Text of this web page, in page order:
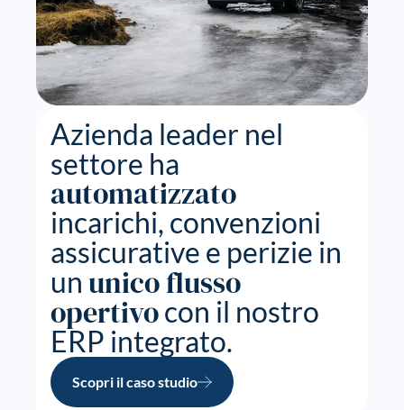
Azienda leader nel
settore ha
automatizzato
incarichi, convenzioni
assicurative e perizie in
un unico flusso
opertivocon il nostro
ERP integrato.
Scopri il caso studio